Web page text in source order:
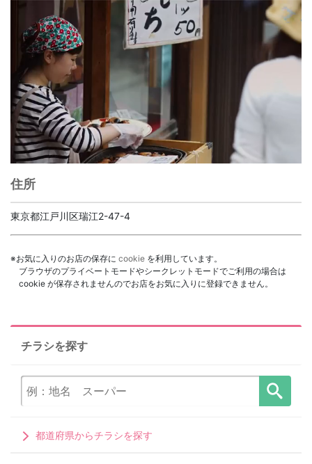
住所
東京都江戸川区瑞江2-47-4
※お気に入りのお店の保存に cookie を利用しています。
ブラウザのプライベートモードやシークレットモードでご利用の場合は
cookie が保存されませんのでお店をお気に入りに登録できません。
チラシを探す
都道府県からチラシを探す